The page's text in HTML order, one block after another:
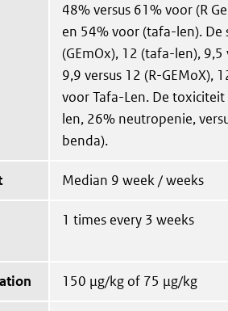
48% versus 61% voor (R
en 54% voor (tafa-len). De
(GEmOx), 12 (tafa-len),
9,9 versus 12 (R-GEMoX),
voor Tafa-Len. De toxiciteit
len, 26% neutropenie,
benda).
Median 9 week / weeks
1 times every 3 weeks
150 µg/kg of 75 µg/kg